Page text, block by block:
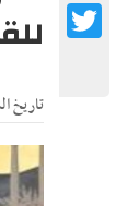
تاريخ النشر :